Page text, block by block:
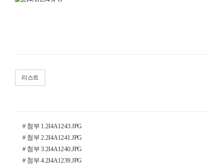
리스트
# 첨부 1.2I4A1243.JPG
# 첨부 2.2I4A1241.JPG
# 첨부 3.2I4A1240.JPG
# 첨부 4.2I4A1239.JPG